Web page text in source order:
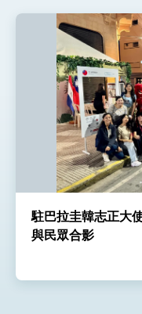
駐巴拉圭韓志正大
與民眾合影